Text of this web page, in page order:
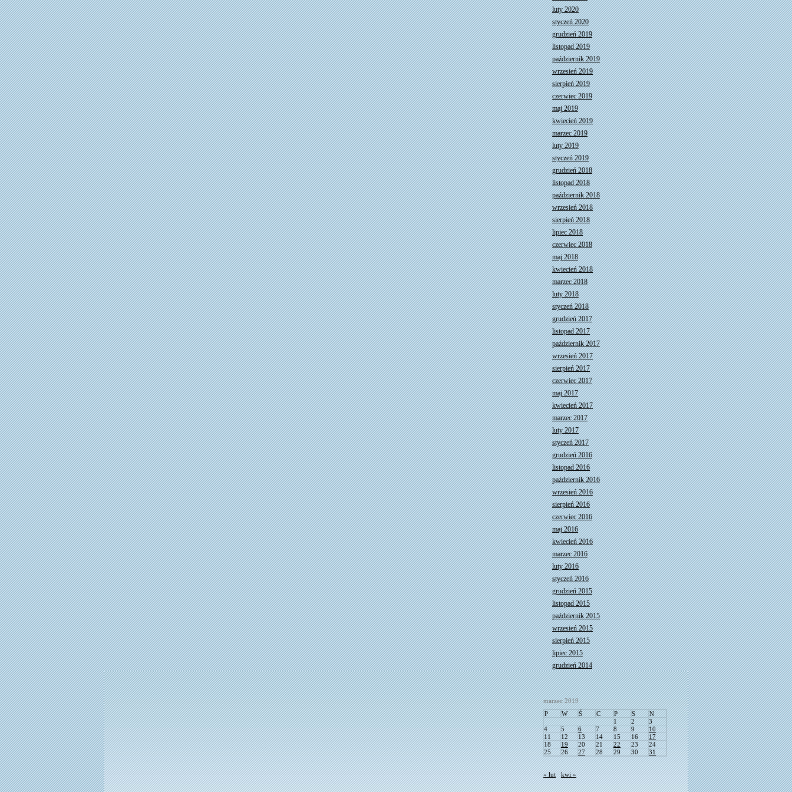
luty 2020
styczeń 2020
grudzień 2019
listopad 2019
październik 2019
wrzesień 2019
sierpień 2019
czerwiec 2019
maj 2019
kwiecień 2019
marzec 2019
luty 2019
styczeń 2019
grudzień 2018
listopad 2018
październik 2018
wrzesień 2018
sierpień 2018
lipiec 2018
czerwiec 2018
maj 2018
kwiecień 2018
marzec 2018
luty 2018
styczeń 2018
grudzień 2017
listopad 2017
październik 2017
wrzesień 2017
sierpień 2017
czerwiec 2017
maj 2017
kwiecień 2017
marzec 2017
luty 2017
styczeń 2017
grudzień 2016
listopad 2016
październik 2016
wrzesień 2016
sierpień 2016
czerwiec 2016
maj 2016
kwiecień 2016
marzec 2016
luty 2016
styczeń 2016
grudzień 2015
listopad 2015
październik 2015
wrzesień 2015
sierpień 2015
lipiec 2015
grudzień 2014
marzec 2019
P
W Ś C P S
N
1
2
3
4
5 6 7 8 9
10
11
12 13 14 15 16
17
18
19 20 21 22 23
24
25
26 27 28 29 30 31
« lut kwi »